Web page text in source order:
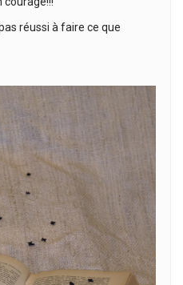
réussi à faire ce que